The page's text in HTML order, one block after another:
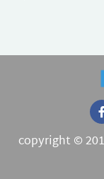
copyright ©